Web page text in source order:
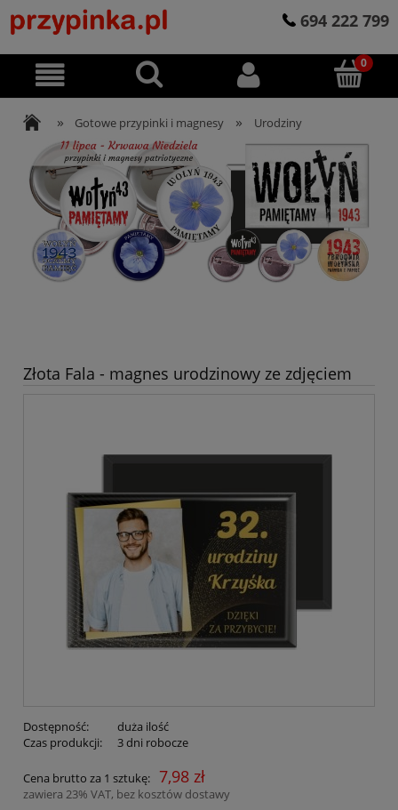
694 222 799
» Gotowe przypinki i magnesy » Urodziny
Złota Fala - magnes urodzinowy ze zdjęciem
Dostępność:
duża ilość
Czas produkcji:
3 dni robocze
Cena brutto za 1 sztukę: 7,98 zł
zawiera 23% VAT, bez kosztów dostawy